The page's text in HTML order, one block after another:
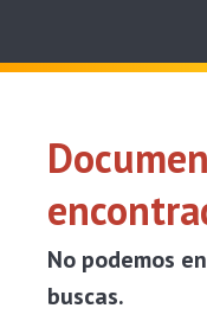
No podemos
buscas.